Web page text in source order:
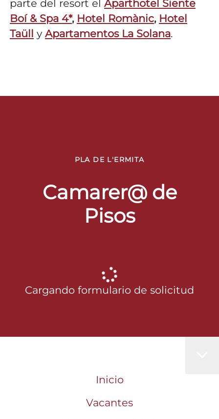
parte del resort el Aparthotel Siente
Boí & Spa 4*, Hotel Romànic, Hotel
Taüll y Apartamentos La Solana.
PLA DE L'ERMITA
Camarer@ de
Pisos
Cargando formulario de solicitud
Inicio
Vacantes